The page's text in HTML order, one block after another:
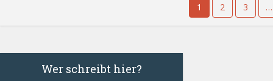
1 2 3 …
Wer schreibt hier?